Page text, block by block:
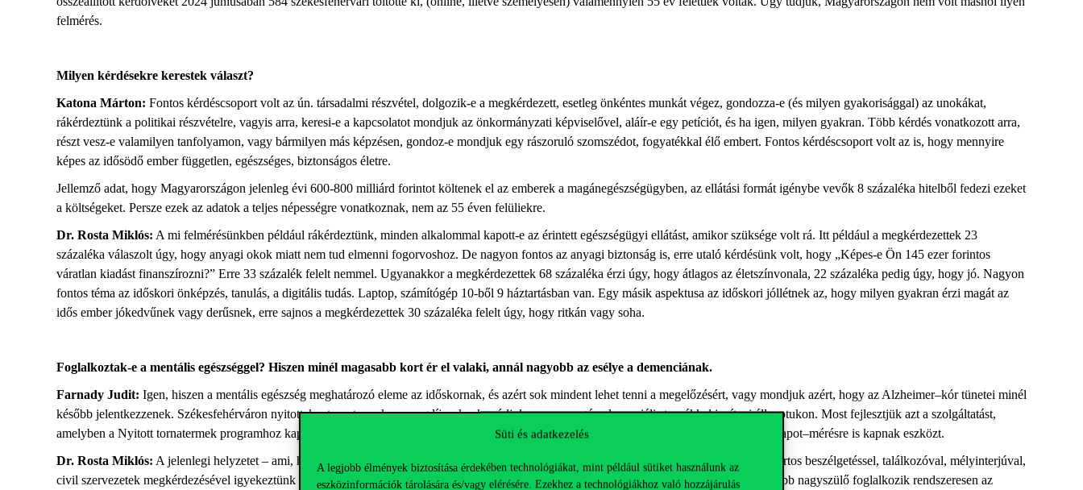
Süti és adatkezelés
A legjobb élmények biztosítása érdekében technológiákat, mint például sütiket használunk az
eszközinformációk tárolására és/vagy elérésére. Ezekhez a technológiákhoz való hozzájárulás
felmérés.
Milyen kérdésekre kerestek választ?
Katona Márton: Fontos kérdéscsoport volt az ún. társadalmi részvétel, dolgozik-e a megkérdezett, esetleg önkéntes munkát végez, gondozza-e (és milyen gyakorisággal) az unokákat,
rákérdeztünk a politikai részvételre, vagyis arra, keresi-e a kapcsolatot mondjuk az önkormányzati képviselővel, aláír-e egy petíciót, és ha igen, milyen gyakran. Több kérdés vonatkozott arra,
részt vesz-e valamilyen tanfolyamon, vagy bármilyen más képzésen, gondoz-e mondjuk egy rászoruló szomszédot, fogyatékkal élő embert. Fontos kérdéscsoport volt az is, hogy mennyire
képes az idősödő ember független, egészséges, biztonságos életre.
Jellemző adat, hogy Magyarországon jelenleg évi 600-800 milliárd forintot költenek el az emberek a magánegészségügyben, az ellátási formát igénybe vevők 8 százaléka hitelből fedezi ezeket
a költségeket. Persze ezek az adatok a teljes népességre vonatkoznak, nem az 55 éven felüliekre.
Dr. Rosta Miklós: A mi felmérésünkben például rákérdeztünk, minden alkalommal kapott-e az érintett egészségügyi ellátást, amikor szüksége volt rá. Itt például a megkérdezettek 23
százaléka válaszolt úgy, hogy anyagi okok miatt nem tud elmenni fogorvoshoz. De nagyon fontos az anyagi biztonság is, erre utaló kérdésünk volt, hogy „Képes-e Ön 145 ezer forintos
váratlan kiadást finanszírozni?” Erre 33 százalék felelt nemmel. Ugyanakkor a megkérdezettek 68 százaléka érzi úgy, hogy átlagos az életszínvonala, 22 százaléka pedig úgy, hogy jó. Nagyon
fontos téma az időskori önképzés, tanulás, a digitális tudás. Laptop, számítógép 10-ből 9 háztartásban van. Egy másik aspektusa az időskori jóllétnek az, hogy milyen gyakran érzi magát az
idős ember jókedvűnek vagy derűsnek, erre sajnos a megkérdezettek 30 százaléka felelt úgy, hogy ritkán vagy soha.
Foglalkoztak-e a mentális egészséggel? Hiszen minél magasabb kort ér el valaki, annál nagyobb az esélye a demenciának.
Farnady Judit: Igen, hiszen a mentális egészség meghatározó eleme az időskornak, és azért sok mindent lehet tenni a megelőzésért, vagy mondjuk azért, hogy az Alzheimer–kór tünetei minél
később jelentkezzenek. Székesfehérváron nyitottak a tornatermek, a nyugdíjasoknak módjuk van a mozgással, speciális tornákkal javítani állapotukon. Most fejlesztjük azt a szolgáltatást,
amelyben a Nyitott tornatermek programhoz kapcsolva a memóriájukat istréningezhetik állapot–mérésre is kapnak eszközt.
Dr. Rosta Miklós: A jelenlegi helyzetet – ami, hangsúlyozom, Székesfehérváron nem rossz–
nem csak kérdőívekkel, de rengeteg fókuszcsoportos beszélgetéssel, találkozóval, mélyinterjúval,
civil szervezetek megkérdezésével igyekeztünk felderíteni. Van, amiben jobban állunk az európai országokhoz képest, például nálunk sokkal több nagyszülő foglalkozik rendszeresen az